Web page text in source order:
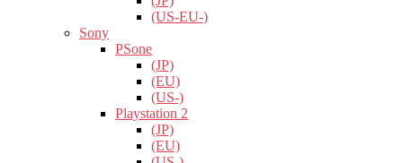
(US-EU-)
Sony
PSone
(JP)
(EU)
(US-)
Playstation 2
(JP)
(EU)